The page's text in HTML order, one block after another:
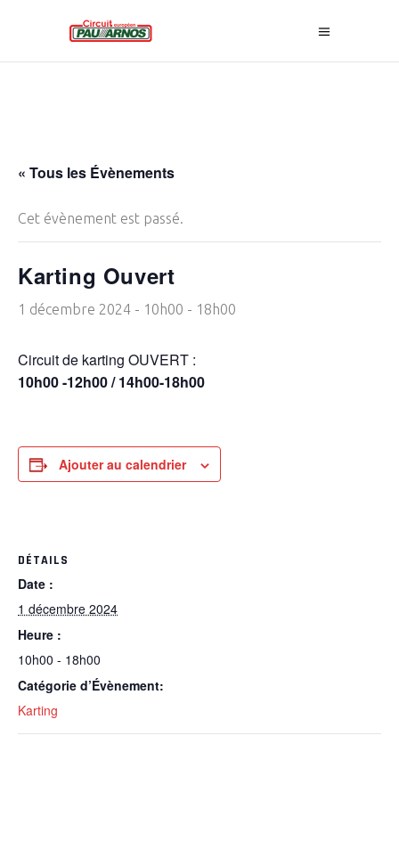
« Tous les Évènements
Cet évènement est passé.
Karting Ouvert
1 décembre 2024 - 10h00 - 18h00
Circuit de karting OUVERT :
10h00 -12h00 / 14h00-18h00
Ajouter au calendrier
DÉTAILS
Date :
1 décembre 2024
Heure :
10h00 - 18h00
Catégorie d’Évènement:
Karting